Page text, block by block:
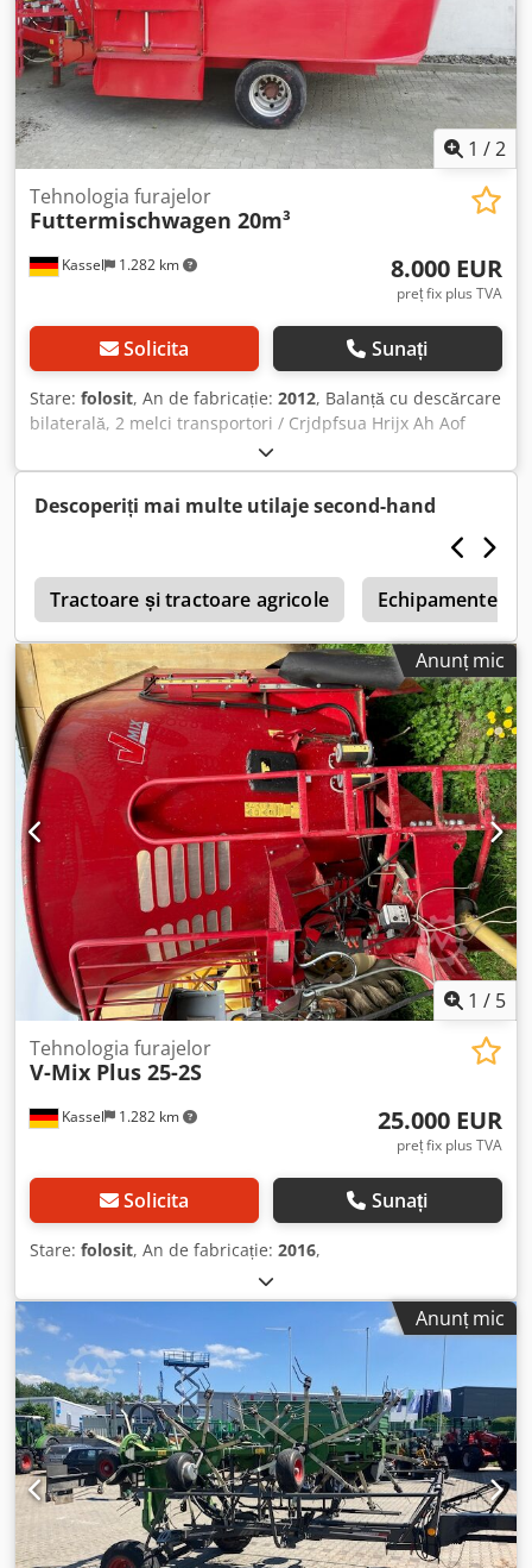
1 /2
Kassel 1.282 km
Tehnologia furajelor
Futtermischwagen 20m³
8.000 EUR
preț fix plus TVA
Solicita Sunați
Stare: folosit, An de fabricație: 2012, Balanță cu descărcare
bilaterală, 2 melci transportori / Crjdpfsua Hrijx Ah Aof
Descoperiți mai multe utilaje second-hand
Tractoare și tractoare agricole Echipamente
Anunț mic
1 / 5
Kassel 1.282 km
Tehnologia furajelor
V-Mix Plus 25-2S
25.000 EUR
preț fix plus TVA
Solicita Sunați
Stare: folosit, An de fabricație: 2016,
Anunț mic